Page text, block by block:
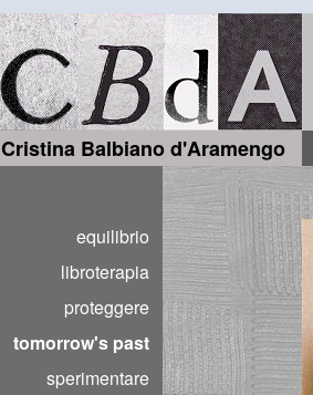
Cristina Balbiano d'Aramengo
equilibrio
libroterapia
proteggere
tomorrow's past
sperimentare